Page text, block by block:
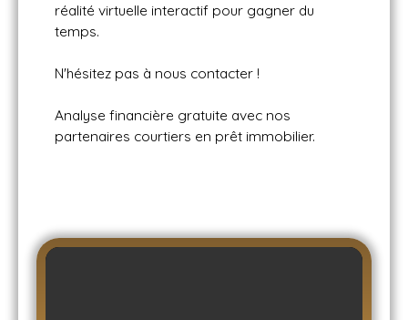
réalité virtuelle interactif pour gagner du
temps.
N'hésitez pas à nous contacter !
Analyse financière gratuite avec nos
partenaires courtiers en prêt immobilier.